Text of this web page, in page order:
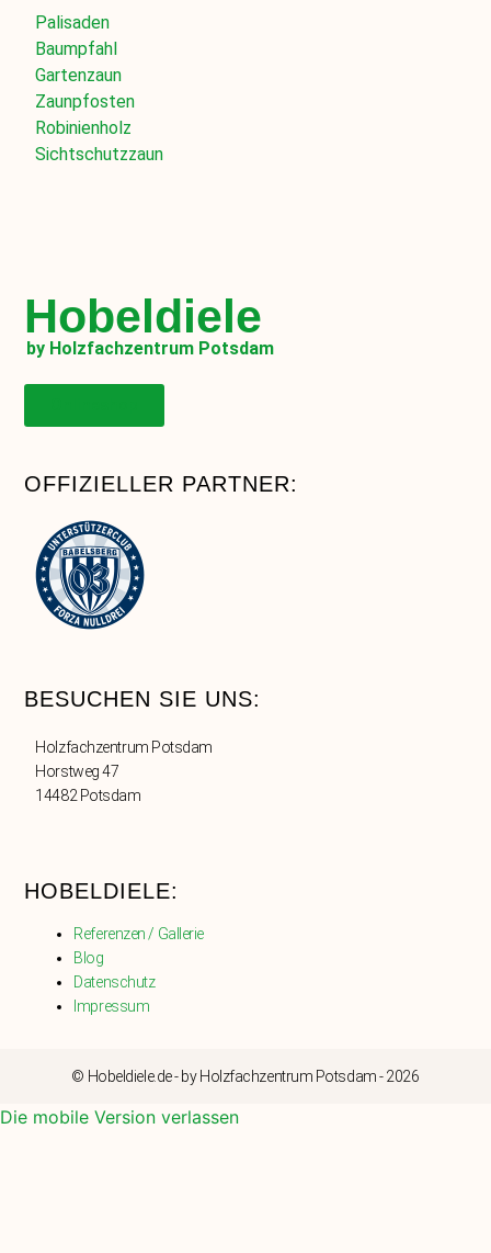
Palisaden
Baumpfahl
Gartenzaun
Zaunpfosten
Robinienholz
Sichtschutzzaun
Hobeldiele
by Holzfachzentrum Potsdam
OFFIZIELLER PARTNER:
BESUCHEN SIE UNS:
Holzfachzentrum Potsdam
Horstweg 47
14482 Potsdam
HOBELDIELE:
Referenzen / Gallerie
Blog
Datenschutz
Impressum
© Hobeldiele.de - by Holzfachzentrum Potsdam - 2026
Die mobile Version verlassen